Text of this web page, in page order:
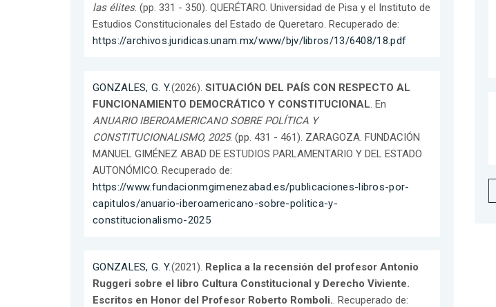
las élites. (pp. 331 - 350). QUERÉTARO. Universidad de Pisa y el Instituto de
Estudios Constitucionales del Estado de Queretaro. Recuperado de:
https://archivos.juridicas.unam.mx/www/bjv/libros/13/6408/18.pdf
GONZALES, G. Y.(2026). SITUACIÓN DEL PAÍS CON RESPECTO AL
FUNCIONAMIENTO DEMOCRÁTICO Y CONSTITUCIONAL. En
ANUARIO IBEROAMERICANO SOBRE POLÍTICA Y
CONSTITUCIONALISMO, 2025. (pp. 431 - 461). ZARAGOZA. FUNDACIÓN
MANUEL GIMÉNEZ ABAD DE ESTUDIOS PARLAMENTARIO Y DEL ESTADO
AUTONÓMICO. Recuperado de:
https://www.fundacionmgimenezabad.es/publicaciones-libros-por-
capitulos/anuario-iberoamericano-sobre-politica-y-
constitucionalismo-2025
GONZALES, G. Y.(2021). Replica a la recensión del profesor Antonio
Ruggeri sobre el libro Cultura Constitucional y Derecho Viviente.
Escritos en Honor del Profesor Roberto Romboli.. Recuperado de: